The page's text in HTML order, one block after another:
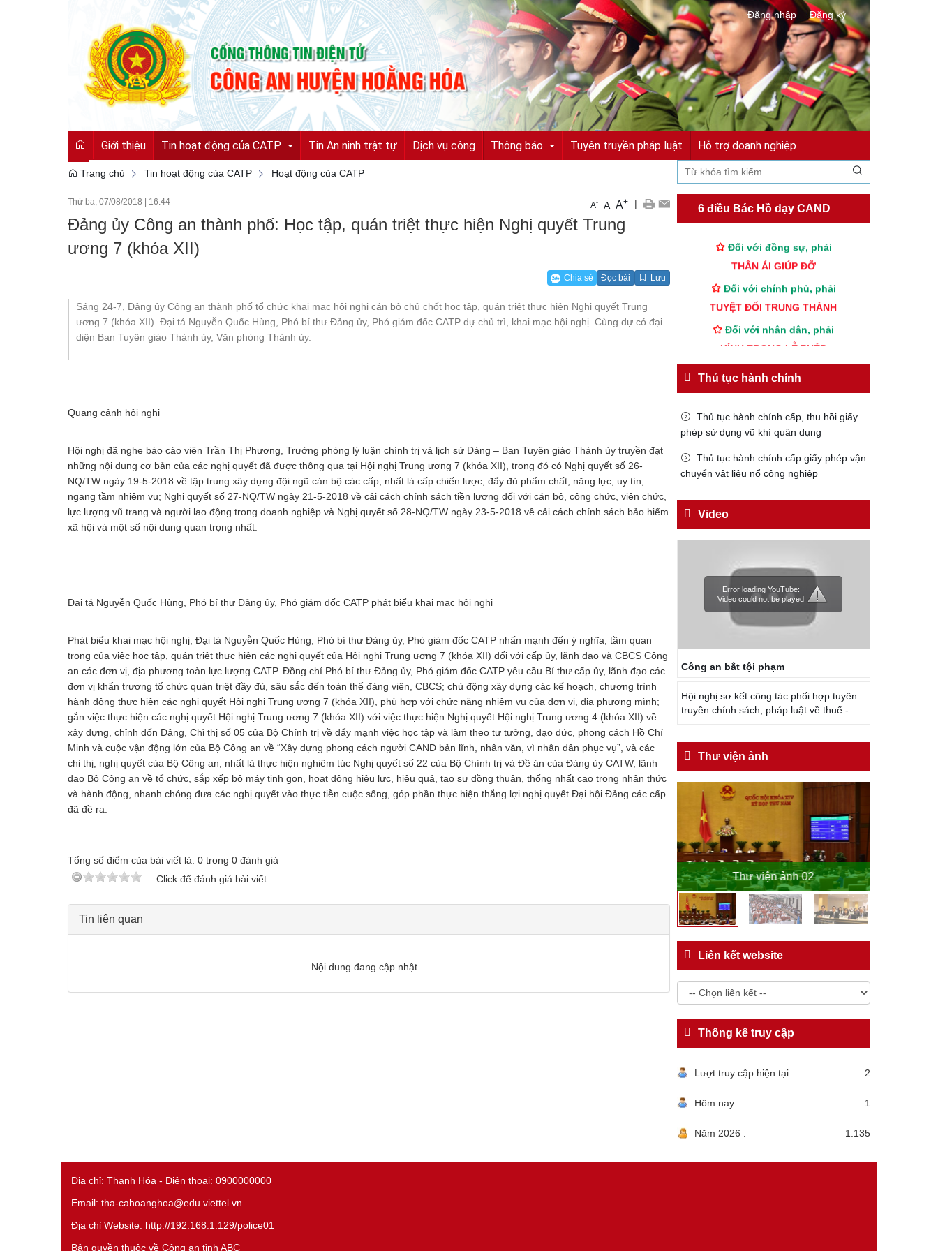
Đăng nhập Đăng ký
Giới thiệu Tin hoạt động của CATP
Hoạt động của CATP
An toàn giao thông
Tin An ninh trật tự Dịch vụ công Thông báo
Tuyển sinh, tuyển dụng
Quyết định truy nã
Tìm tung tích nạn nhân
Tuyên truyền pháp luật Hỗ trợ doanh nghiệp
Trang chủ Tin hoạt động của CATP Hoạt động của CATP
Thứ ba, 07/08/2018 16:44 A- A A+ |
Đảng ủy Công an thành phố: Học tập, quán triệt thực hiện Nghị quyết Trung
ương 7 (khóa XII)
Chia sẻ Đọc bài Lưu
Sáng 24-7, Đảng ủy Công an thành phố tổ chức khai mạc hội nghị cán bộ chủ chốt học tập, quán triệt thực hiện Nghị quyết Trung
ương 7 (khóa XII). Đại tá Nguyễn Quốc Hùng, Phó bí thư Đảng ủy, Phó giám đốc CATP dự chủ trì, khai mạc hội nghị. Cùng dự có đại
diện Ban Tuyên giáo Thành ủy, Văn phòng Thành ủy.
Quang cảnh hội nghị
Hội nghị đã nghe báo cáo viên Trần Thị Phương, Trưởng phòng lý luận chính trị và lịch sử Đảng – Ban Tuyên giáo Thành ủy truyền đạt
những nội dung cơ bản của các nghị quyết đã được thông qua tại Hội nghị Trung ương 7 (khóa XII), trong đó có Nghị quyết số 26-
NQ/TW ngày 19-5-2018 về tập trung xây dựng đội ngũ cán bộ các cấp, nhất là cấp chiến lược, đẩy đủ phẩm chất, năng lực, uy tín,
ngang tầm nhiệm vụ; Nghị quyết số 27-NQ/TW ngày 21-5-2018 về cải cách chính sách tiền lương đối với cán bộ, công chức, viên chức,
lực lượng vũ trang và người lao động trong doanh nghiệp và Nghị quyết số 28-NQ/TW ngày 23-5-2018 về cải cách chính sách bảo hiểm
xã hội và một số nội dung quan trọng nhất.
Đại tá Nguyễn Quốc Hùng, Phó bí thư Đảng ủy, Phó giám đốc CATP phát biểu khai mạc hội nghị
Phát biểu khai mạc hội nghị, Đại tá Nguyễn Quốc Hùng, Phó bí thư Đảng ủy, Phó giám đốc CATP nhấn mạnh đến ý nghĩa, tầm quan
trọng của việc học tập, quán triệt thực hiện các nghị quyết của Hội nghị Trung ương 7 (khóa XII) đối với cấp ủy, lãnh đạo và CBCS Công
an các đơn vị, địa phương toàn lực lượng CATP. Đồng chí Phó bí thư Đảng ủy, Phó giám đốc CATP yêu cầu Bí thư cấp ủy, lãnh đạo các
đơn vị khẩn trương tổ chức quán triệt đầy đủ, sâu sắc đến toàn thể đảng viên, CBCS; chủ động xây dựng các kế hoạch, chương trình
hành động thực hiện các nghị quyết Hội nghị Trung ương 7 (khóa XII), phù hợp với chức năng nhiệm vụ của đơn vị, địa phương mình;
gắn việc thực hiện các nghị quyết Hội nghị Trung ương 7 (khóa XII) với việc thực hiện Nghị quyết Hội nghị Trung ương 4 (khóa XII) về
xây dựng, chỉnh đốn Đảng, Chỉ thị số 05 của Bộ Chính trị về đẩy mạnh việc học tập và làm theo tư tưởng, đạo đức, phong cách Hồ Chí
Minh và cuộc vận động lớn của Bộ Công an về “Xây dựng phong cách người CAND bản lĩnh, nhân văn, vì nhân dân phục vụ”, và các
chỉ thị, nghị quyết của Bộ Công an, nhất là thực hiện nghiêm túc Nghị quyết số 22 của Bộ Chính trị và Đề án của Đảng ủy CATW, lãnh
đạo Bộ Công an về tổ chức, sắp xếp bộ máy tinh gọn, hoạt động hiệu lực, hiệu quả, tạo sự đồng thuận, thống nhất cao trong nhận thức
và hành động, nhanh chóng đưa các nghị quyết vào thực tiễn cuộc sống, góp phần thực hiện thắng lợi nghị quyết Đại hội Đảng các cấp
đã đề ra.
Tổng số điểm của bài viết là: 0 trong 0 đánh giá
Click để đánh giá bài viết
Tin liên quan
Nội dung đang cập nhật...
6 điều Bác Hồ dạy CAND
NGƯỜI CÔNG AN CÁCH MỆNH LÀ:
CẦN, KIỆM, LIÊM, CHÍNH
THÂN ÁI GIÚP ĐỠ
TUYỆT ĐỐI TRUNG THÀNH
KÍNH TRỌNG LỄ PHÉP
Đối với công việc, phải
TẬN TỤY
Đối với địch, phải
CƯƠNG QUYẾT, KHÔN KHÉO
Trích thư Chủ tịch Hồ Chí Minh
gửi Công an Khu XII,
ngày 11 tháng 3 năm 1948.
Thủ tục hành chính
Thủ tục hành chính cấp, thu hồi giấy
phép sử dụng vũ khí quân dụng
Thủ tục hành chính cấp giấy phép vận
chuyển vật liệu nổ công nghiêp
Video
Error loading YouTube:
Video could not be played
Công an bắt tội phạm
Hội nghị sơ kết công tác phối hợp tuyên
truyền chính sách, pháp luật về thuế -
Thư viện ảnh
Thư viện ảnh 02
Liên kết website
Thống kê truy cập
Lượt truy cập hiện tại : 2
Hôm nay : 1
Năm 2026 : 1.135
Địa chỉ: Thanh Hóa - Điện thoại: 0900000000
Email: tha-cahoanghoa@edu.viettel.vn
Địa chỉ Website: http://192.168.1.129/police01
Bản quyền thuộc về Công an tỉnh ABC